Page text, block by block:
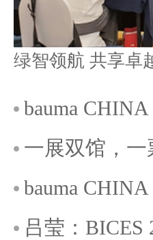
bauma
一展双馆，一
bauma
吕莹：BICES